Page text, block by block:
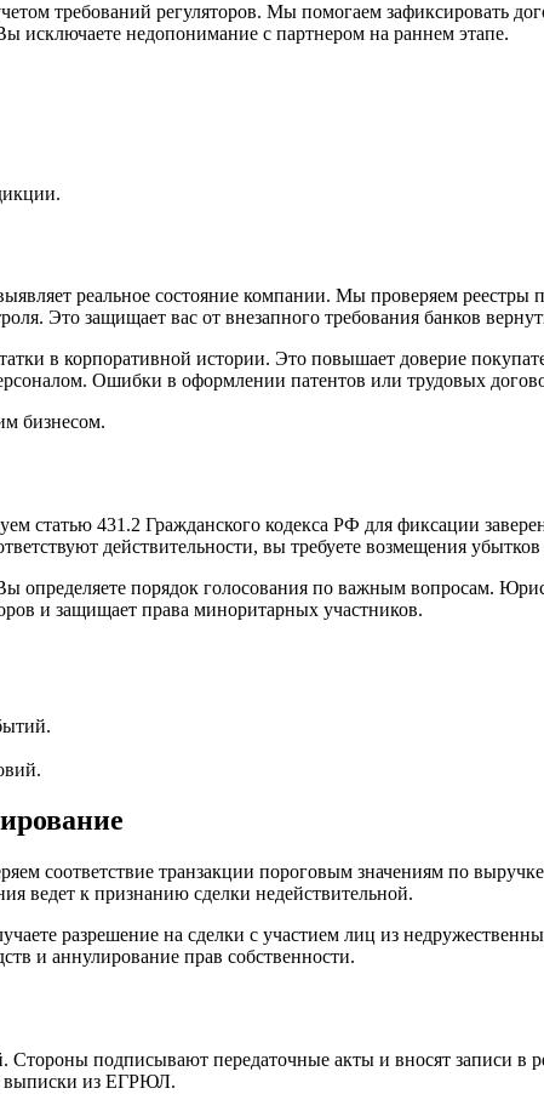
требований регуляторов. Мы помогаем зафиксировать
исключаете недопонимание с партнером на раннем этапе.
реальное состояние компании. Мы проверяем реестры
Это защищает вас от внезапного требования банков
в корпоративной истории. Это повышает доверие
Ошибки в оформлении патентов или трудовых
бизнесом.
статью 431.2 Гражданского кодекса РФ для фиксации
действительности, вы требуете возмещения
определяете порядок голосования по важным вопросам.
и защищает права миноритарных участников.
соответствие транзакции пороговым значениям по
ведет к признанию сделки недействительной.
разрешение на сделки с участием лиц из
и аннулирование прав собственности.
Стороны подписывают передаточные акты и вносят записи в
выписки из ЕГРЮЛ.